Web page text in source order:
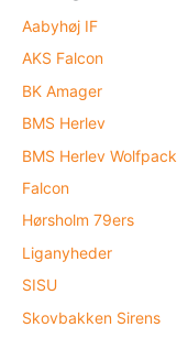
Aabyhøj IF
AKS Falcon
BK Amager
BMS Herlev
BMS Herlev Wolfpack
Falcon
Hørsholm 79ers
Liganyheder
SISU
Skovbakken Sirens